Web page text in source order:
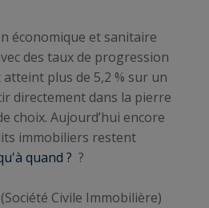
économique et sanitaire
des taux de progression
plus de 5,2 % sur un
directement dans la pierre
choix. Aujourd’hui encore
immobiliers restent
quand ? ?
Civile Immobilière)